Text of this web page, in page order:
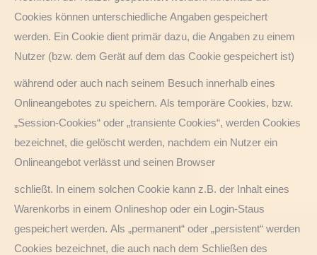
Cookies können unterschiedliche Angaben gespeichert
werden. Ein Cookie dient primär dazu, die Angaben zu einem
Nutzer (bzw. dem Gerät auf dem das Cookie gespeichert ist)
während oder auch nach seinem Besuch innerhalb eines
Onlineangebotes zu speichern. Als temporäre Cookies, bzw.
„Session-Cookies“ oder „transiente Cookies“, werden Cookies
bezeichnet, die gelöscht werden, nachdem ein Nutzer ein
Onlineangebot verlässt und seinen Browser
schließt. In einem solchen Cookie kann z.B. der Inhalt eines
Warenkorbs in einem Onlineshop oder ein Login-Staus
gespeichert werden. Als „permanent“ oder „persistent“ werden
Cookies bezeichnet, die auch nach dem Schließen des